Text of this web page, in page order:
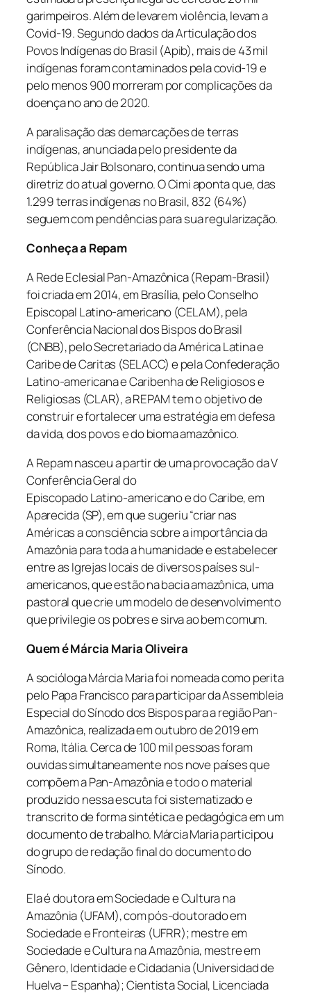
garimpeiros. Além de levarem violência, levam a
Covid-19. Segundo dados da Articulação dos
Povos Indígenas do Brasil (Apib), mais de 43 mil
indígenas foram contaminados pela covid-19 e
pelo menos 900 morreram por complicações da
doença no ano de 2020.
A paralisação das demarcações de terras
indígenas, anunciada pelo presidente da
República Jair Bolsonaro, continua sendo uma
diretriz do atual governo. O Cimi aponta que, das
1.299 terras indígenas no Brasil, 832 (64%)
seguem com pendências para sua regularização.
Conheça a Repam
A Rede Eclesial Pan-Amazônica (Repam-Brasil)
foi criada em 2014, em Brasília, pelo Conselho
Episcopal Latino-americano (CELAM), pela
Conferência Nacional dos Bispos do Brasil
(CNBB), pelo Secretariado da América Latina e
Caribe de Caritas (SELACC) e pela Confederação
Latino-americana e Caribenha de Religiosos e
Religiosas (CLAR), a REPAM tem o objetivo de
construir e fortalecer uma estratégia em defesa
da vida, dos povos e do bioma amazônico.
A Repam nasceu a partir de uma provocação da V
Conferência Geral do
Episcopado Latino-americano e do Caribe, em
Aparecida (SP), em que sugeriu “criar nas
Américas a consciência sobre a importância da
Amazônia para toda a humanidade e estabelecer
entre as Igrejas locais de diversos países sul-
americanos, que estão na bacia amazônica, uma
pastoral que crie um modelo de desenvolvimento
que privilegie os pobres e sirva ao bem comum.
Quem é Márcia Maria Oliveira
A socióloga Márcia Maria foi nomeada como perita
pelo Papa Francisco para participar da Assembleia
Especial do Sínodo dos Bispos para a região Pan-
Amazônica, realizada em outubro de 2019 em
Roma, Itália. Cerca de 100 mil pessoas foram
ouvidas simultaneamente nos nove países que
compõem a Pan-Amazônia e todo o material
produzido nessa escuta foi sistematizado e
transcrito de forma sintética e pedagógica em um
documento de trabalho. Márcia Maria participou
do grupo de redação final do documento do
Sínodo.
Ela é doutora em Sociedade e Cultura na
Amazônia (UFAM), com pós-doutorado em
Sociedade e Fronteiras (UFRR); mestre em
Sociedade e Cultura na Amazônia, mestre em
Gênero, Identidade e Cidadania (Universidad de
Huelva – Espanha); Cientista Social, Licenciada